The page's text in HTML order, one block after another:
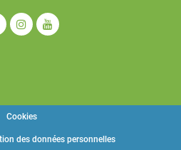
des données personnelles
Cookies